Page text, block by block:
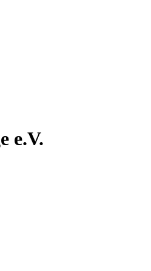
e.V.